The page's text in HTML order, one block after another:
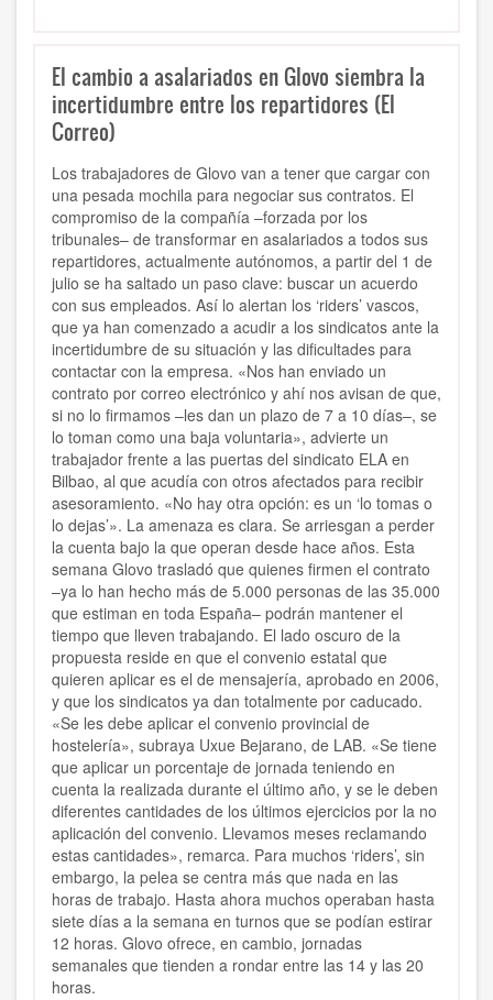
El cambio a asalariados en Glovo siembra la
incertidumbre entre los repartidores (El
Correo)
Los trabajadores de Glovo van a tener que cargar con
una pesada mochila para negociar sus contratos. El
compromiso de la compañía –forzada por los
tribunales– de transformar en asalariados a todos sus
repartidores, actualmente autónomos, a partir del 1 de
julio se ha saltado un paso clave: buscar un acuerdo
con sus empleados. Así lo alertan los ‘riders’ vascos,
que ya han comenzado a acudir a los sindicatos ante la
incertidumbre de su situación y las dificultades para
contactar con la empresa. «Nos han enviado un
contrato por correo electrónico y ahí nos avisan de que,
si no lo firmamos –les dan un plazo de 7 a 10 días–, se
lo toman como una baja voluntaria», advierte un
trabajador frente a las puertas del sindicato ELA en
Bilbao, al que acudía con otros afectados para recibir
asesoramiento. «No hay otra opción: es un ‘lo tomas o
lo dejas’». La amenaza es clara. Se arriesgan a perder
la cuenta bajo la que operan desde hace años. Esta
semana Glovo trasladó que quienes firmen el contrato
–ya lo han hecho más de 5.000 personas de las 35.000
que estiman en toda España– podrán mantener el
tiempo que lleven trabajando. El lado oscuro de la
propuesta reside en que el convenio estatal que
quieren aplicar es el de mensajería, aprobado en 2006,
y que los sindicatos ya dan totalmente por caducado.
«Se les debe aplicar el convenio provincial de
hostelería», subraya Uxue Bejarano, de LAB. «Se tiene
que aplicar un porcentaje de jornada teniendo en
cuenta la realizada durante el último año, y se le deben
diferentes cantidades de los últimos ejercicios por la no
aplicación del convenio. Llevamos meses reclamando
estas cantidades», remarca. Para muchos ‘riders’, sin
embargo, la pelea se centra más que nada en las
horas de trabajo. Hasta ahora muchos operaban hasta
siete días a la semana en turnos que se podían estirar
12 horas. Glovo ofrece, en cambio, jornadas
semanales que tienden a rondar entre las 14 y las 20
horas.